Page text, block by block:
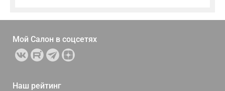
Мой Салон в соцсетях
Наш рейтинг